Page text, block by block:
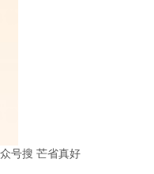
号搜 芒省真好